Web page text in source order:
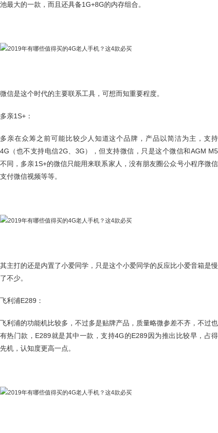
池最大的一款，而且还具备1G+8G的内存组合。
微信是这个时代的主要联系工具，可想而知重要程度。
多亲1S+：
多亲在众筹之前可能比较少人知道这个品牌，产品以简洁为主，支持
4G（也不支持电信2G、3G），但支持微信，只是这个微信和AGM M5
不同，多亲1S+的微信只能用来联系家人，没有朋友圈公众号小程序微信
支付微信视频等等。
其主打的还是内置了小爱同学，只是这个小爱同学的反应比小爱音箱是慢
了不少。
飞利浦E289：
飞利浦的功能机比较多，不过多是贴牌产品，质量略微参差不齐，不过也
有热门款，E289就是其中一款，支持4G的E289因为推出比较早，占得
先机，认知度更高一点。